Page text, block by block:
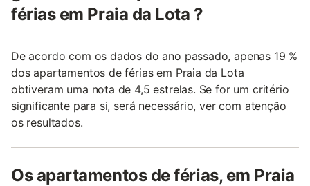
férias em Praia da Lota ?
De acordo com os dados do ano passado, apenas 19 %
dos apartamentos de férias em Praia da Lota
obtiveram uma nota de 4,5 estrelas. Se for um critério
significante para si, será necessário, ver com atenção
os resultados.
Os apartamentos de férias, em Praia